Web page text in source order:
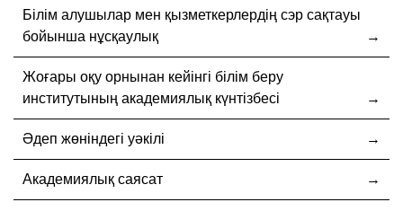
Білім алушылар мен қызметкерлердің сэр сақтауы
бойынша нұсқаулық
Жоғары оқу орнынан кейінгі білім беру
институтының академиялық күнтізбесі
Әдеп жөніндегі уәкілі
Академиялық саясат